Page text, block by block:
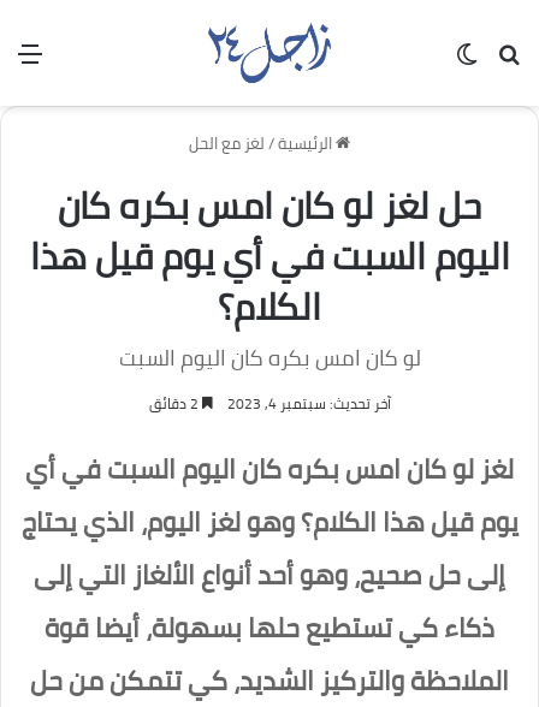
بحث عن
الرئيسية/لغز مع الحل
حل لغز لو كان امس بكره كان
اليوم السبت في أي يوم قيل هذا
الكلام؟
لو كان امس بكره كان اليوم السبت
آخر تحديث: سبتمبر 4, 2023
لغز لو كان امس بكره كان اليوم السبت في أي
يوم قيل هذا الكلام؟ وهو لغز اليوم، الذي يحتاج
إلى حل صحيح، وهو أحد أنواع الألغاز التي إلى
ذكاء كي تستطيع حلها بسهولة، أيضا قوة
الملاحظة والتركيز الشديد، كي تتمكن من حل